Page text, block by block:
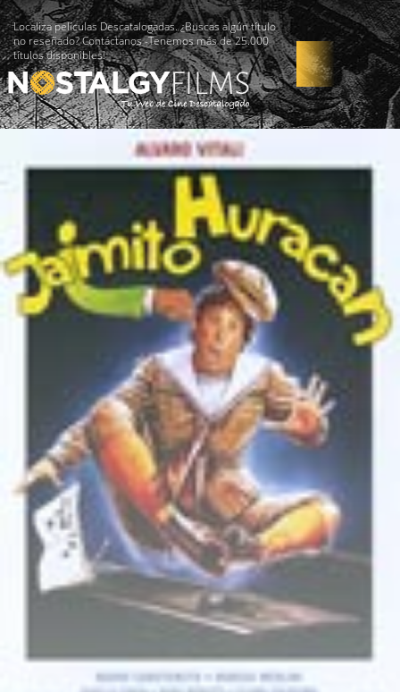
Localiza películas Descatalogadas. ¿Buscas algún título
no reseñado? Contáctanos -Tenemos más de 25.000
títulos disponibles!